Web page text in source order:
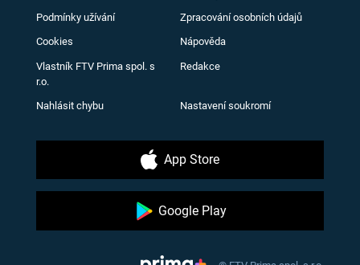
Podmínky užívání Zpracování osobních údajů
Cookies Nápověda
Vlastník FTV Prima spol. s
r.o.
Redakce
Nahlásit chybu Nastavení soukromí
App Store
Google Play